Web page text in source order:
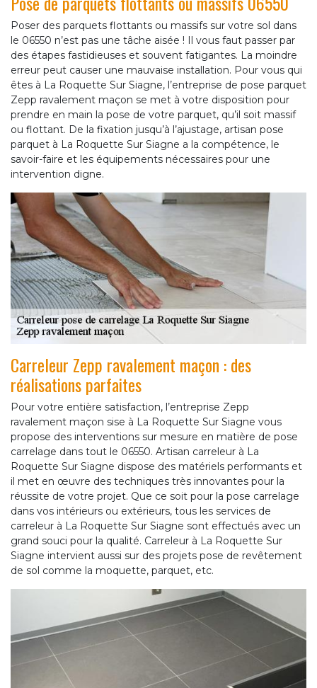
Poser des parquets flottants ou massifs sur votre sol dans
le 06550 n’est pas une tâche aisée ! Il vous faut passer par
des étapes fastidieuses et souvent fatigantes. La moindre
erreur peut causer une mauvaise installation. Pour vous qui
êtes à La Roquette Sur Siagne, l’entreprise de pose parquet
Zepp ravalement maçon se met à votre disposition pour
prendre en main la pose de votre parquet, qu’il soit massif
ou flottant. De la fixation jusqu’à l’ajustage, artisan pose
parquet à La Roquette Sur Siagne a la compétence, le
savoir-faire et les équipements nécessaires pour une
intervention digne.
Carreleur Zepp ravalement maçon : des
réalisations parfaites
Pour votre entière satisfaction, l’entreprise Zepp
ravalement maçon sise à La Roquette Sur Siagne vous
propose des interventions sur mesure en matière de pose
carrelage dans tout le 06550. Artisan carreleur à La
Roquette Sur Siagne dispose des matériels performants et
il met en œuvre des techniques très innovantes pour la
réussite de votre projet. Que ce soit pour la pose carrelage
dans vos intérieurs ou extérieurs, tous les services de
carreleur à La Roquette Sur Siagne sont effectués avec un
grand souci pour la qualité. Carreleur à La Roquette Sur
Siagne intervient aussi sur des projets pose de revêtement
de sol comme la moquette, parquet, etc.